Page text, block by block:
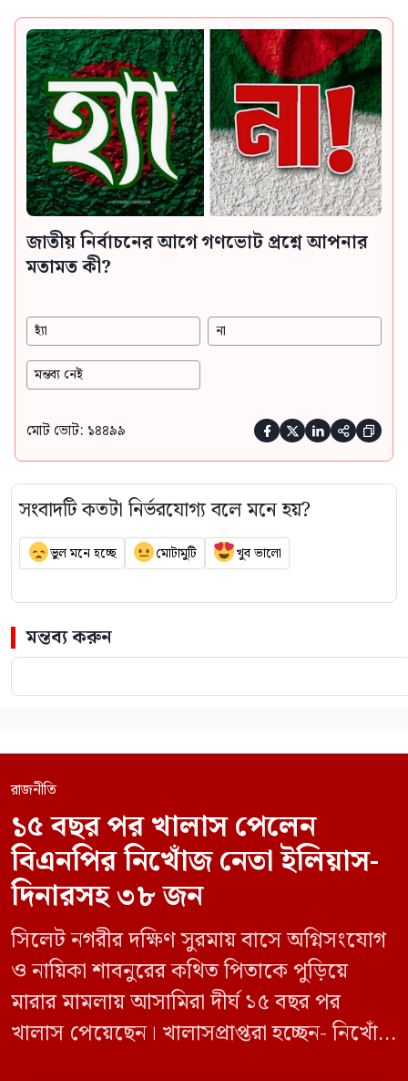
জাতীয় নির্বাচনের আগে গণভোট প্রশ্নে আপনার
মতামত কী?
হ্যাঁ না
মন্তব্য নেই
মোট ভোট: ১৪৪৯৯     
সংবাদটি কতটা নির্ভরযোগ্য বলে মনে হয়?
ভুল মনে হচ্ছে মোটামুটি খুব ভালো
মন্তব্য করুন
রাজনীতি
১৫ বছর পর খালাস পেলেন
বিএনপির নিখোঁজ নেতা ইলিয়াস-
দিনারসহ ৩৮ জন
সিলেট নগরীর দক্ষিণ সুরমায় বাসে অগ্নিসংযোগ
ও নায়িকা শাবনুরের কথিত পিতাকে পুড়িয়ে
মারার মামলায় আসামিরা দীর্ঘ ১৫ বছর পর
খালাস পেয়েছেন। খালাসপ্রাপ্তরা হচ্ছেন- নিখোঁজ